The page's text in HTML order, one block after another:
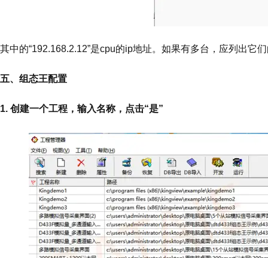
其中的“192.168.2.12”是cpu的ip地址。如果有多台，应列出它们
五、组态王配置
1. 创建一个工程，输入名称，点击“是”